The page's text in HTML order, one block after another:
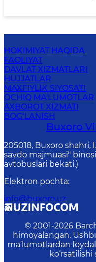
HOKIMIYAT HAQIDA
FAOLIYAT
DAVLAT XIZMATLARI
HUJJATLAR
MAXFIYLIK SIYOSATI
OCHIQ MA'LUMOTLAR
AXBOROT XIZMATI
BOG‘LANISH
Buxoro
205018, Buхоrо shahri,
savdo majmuasi"
avtobuslari bekati.)
Elektron pochta:
info@buxoro.uz
© 2001-2026
himoyalangan.
ma’lumotlardan
ko‘rsatilishi